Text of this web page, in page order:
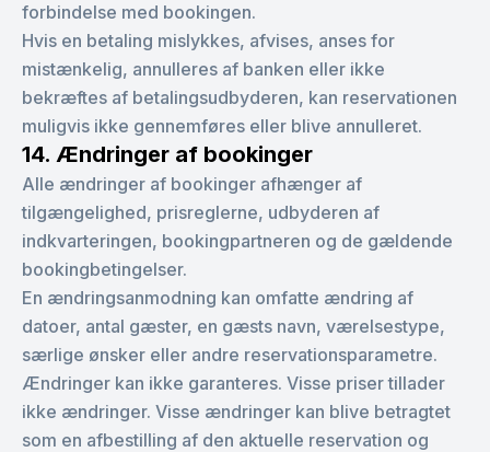
forbindelse med bookingen.
Hvis en betaling mislykkes, afvises, anses for
mistænkelig, annulleres af banken eller ikke
bekræftes af betalingsudbyderen, kan reservationen
muligvis ikke gennemføres eller blive annulleret.
14. Ændringer af bookinger
Alle ændringer af bookinger afhænger af
tilgængelighed, prisreglerne, udbyderen af
indkvarteringen, bookingpartneren og de gældende
bookingbetingelser.
En ændringsanmodning kan omfatte ændring af
datoer, antal gæster, en gæsts navn, værelsestype,
særlige ønsker eller andre reservationsparametre.
Ændringer kan ikke garanteres. Visse priser tillader
ikke ændringer. Visse ændringer kan blive betragtet
som en afbestilling af den aktuelle reservation og